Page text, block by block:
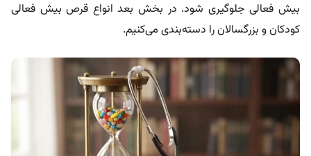
بیش فعالی جلوگیری شود. در بخش بعد انواع قرص بیش فعالی
کودکان و بزرگسالان را دسته‌بندی می‌کنیم.